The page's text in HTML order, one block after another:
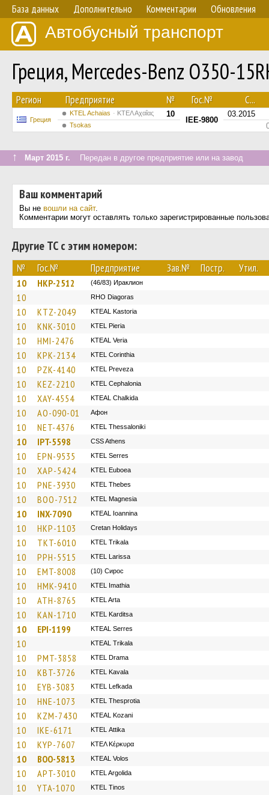
База данных Дополнительно Комментарии Обновления
Автобусный транспорт
Греция, Mercedes-Benz O350-
Регион Предприятие № Гос.№ С...
Греция
KTEL Achaias ΚΤΕΛ Αχαΐας 10
IEE-9800
03.2015
Tsokas
↑ Март 2015 г. Передан в другое предприятие или на завод
Ваш комментарий
Вы не вошли на сайт.
Комментарии могут оставлять только зарегистрированные
Другие ТС с этим номером:
№ Гос.№ Предприятие Зав.№ Постр. Утил.
10 HKP-2512 (46/83) Ираклион
10 RHO Diagoras
10 KTZ-2049 KTEAL Kastoria
10 KNK-3010 KTEL Pieria
10 HMI-2476 KTEAL Veria
10 KPK-2134 KTEL Corinthia
10 PZK-4140 KTEL Preveza
10 KEZ-2210 KTEL Cephalonia
10 XAY-4554 KTEAL Chalkida
10 AO-090-01 Афон
10 NET-4376 KTEL Thessaloniki
10 IPT-5598 CSS Athens
10 EPN-9535 KTEL Serres
10 XAP-5424 ΚΤΕL Euboea
10 PNE-3930 KTEL Thebes
10 BOO-7512 ΚΤΕL Magnesia
10 INX-7090 KTEAL Ioannina
10 HKP-1103 Cretan Holidays
10 TKT-6010 ΚΤΕL Τrikala
10 PPH-5515 KTEL Larissa
10 EMT-8008 (10) Сирос
10 HMK-9410 KTEL Imathia
10 ATH-8765 KTEL Arta
10 KAN-1710 ΚΤΕL Karditsa
10 EPI-1199 KTEAL Serres
10 KTEAL Trikala
10 PMT-3858 KTEL Drama
10 KBT-3726 KTEL Kavala
10 EYB-3083 KTEL Lefkada
10 HNE-1073 KTEL Thesprotia
10 KZM-7430 KTEAL Kozani
10 IKE-6171 KΤΕL Αttika
10 KYP-7607 ΚΤΕΛ Κέρκυρα
10 BOO-5813 KTEAL Volos
10 APT-3010 KTEL Argolida
10 YTA-1070 KTEL Tinos